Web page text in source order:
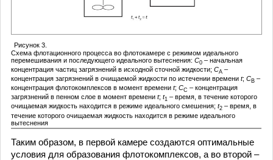
Рисунок 3.
Схема флотационного процесса во флотокамере с режимом идеального
перемешивания и последующего идеального вытеснения: С0 – начальная
концентрация частиц загрязнений в исходной сточной жидкости; СА –
концентрация загрязнений в очищаемой жидкости по истечении времени t; СВ –
концентрация флотокомплексов в момент времени t; СС – концентрация
загрязнений в пенном слое в момент времени t; t1 – время, в течение которого
очищаемая жидкость находится в режиме идеального смешения; t2 – время, в
течение которого очищаемая жидкость находится в режиме идеального
вытеснения
Таким образом, в первой камере создаются оптимальные
условия для образования флотокомплексов, а во второй –